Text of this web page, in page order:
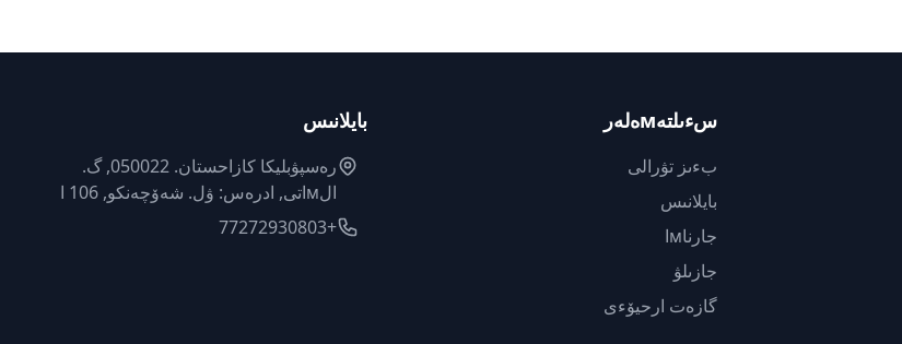
سءىلتەмەلەر
بءىز تۋرالى
بايلانىس
جارناмا
جازىلۋ
گازەت ارحيۆءى
بايلانىس
رەسپۋبليكا كازاحستان. 050022, گ.
الмاتى, ادرەس: ۋل. شەۆچەنكو, 106 ا
+77272930803